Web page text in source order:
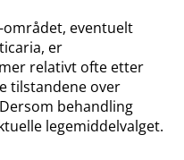
eventuelt
er
relativt ofte etter
tilstandene over
behandling
legemiddelvalget.